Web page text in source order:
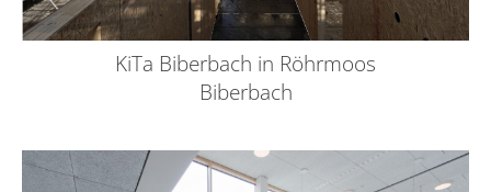
KiTa Biberbach in Röhrmoos
Biberbach